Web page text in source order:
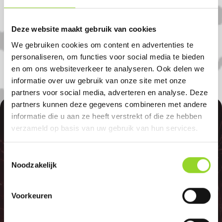
Deze website maakt gebruik van cookies
We gebruiken cookies om content en advertenties te
personaliseren, om functies voor social media te bieden
en om ons websiteverkeer te analyseren. Ook delen we
informatie over uw gebruik van onze site met onze
partners voor social media, adverteren en analyse. Deze
partners kunnen deze gegevens combineren met andere
informatie die u aan ze heeft verstrekt of die ze hebben
verzameld op basis van uw gebruik van hun services.
Noodzakelijk
Voorkeuren
in Elst (utr.). U bent van harte welkom! U
Ochten, Leersum of Amerongen komt.
100%
GELD TERUG